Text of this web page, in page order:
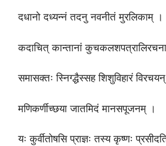
दधानो दध्यन्नं तदनु नवनीतं मुरलिकाम् ।
कदाचित् कान्तानां
समासक्तः स्निग्द्धैस्सह शिशुविहारं
मणिकर्णीच्छया जातमिदं मानसपूजनम् ।
यः कुर्वीतोषसि प्राज्ञः तस्य कृष्णः